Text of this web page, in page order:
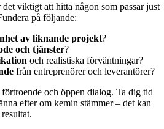
viktigt att hitta någon som passar just
på följande:
av liknande projekt?
och tjänster?
och realistiska förväntningar?
från entreprenörer och leverantörer?
och öppen dialog. Ta dig tid
efter om kemin stämmer – det kan